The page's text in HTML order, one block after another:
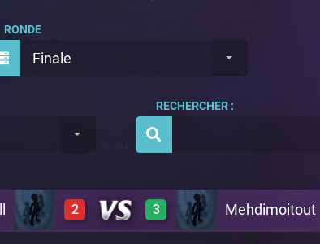
Finale
RONDE
RECHERCHER :
2 Mehdimoitout
3